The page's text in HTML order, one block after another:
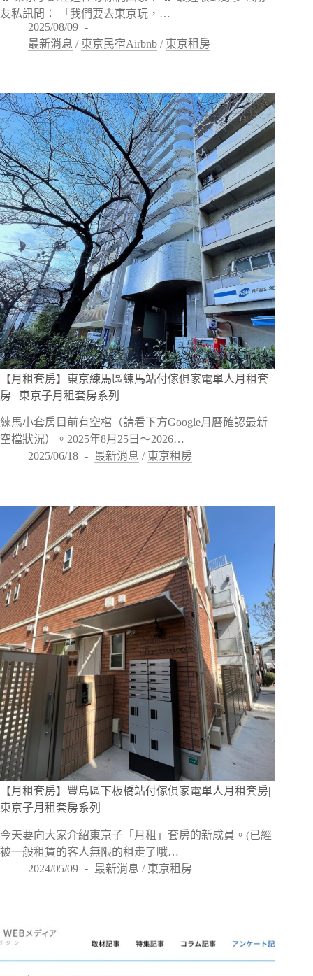
友私訊問： 「我們要去東京玩，…
2025/08/09
最新消息 / 東京民宿Airbnb / 東京租房
【月租套房】東京練馬區練馬站付傢俱家電單人月租套
房 | 東京子月租套房系列
練馬小套房目前有空檔（請看下方Google月曆確認最新
空檔狀況）。2025年8月25日～2026…
2025/06/18
最新消息 / 東京租房
【月租套房】豐島區下板橋站付傢俱家電單人月租套房|
東京子月租套房系列
今天要向大家介紹東京子「月租」套房的新成員。(已經
被一般租賃的客人無限的租走了哦…
2024/05/09
最新消息 / 東京租房